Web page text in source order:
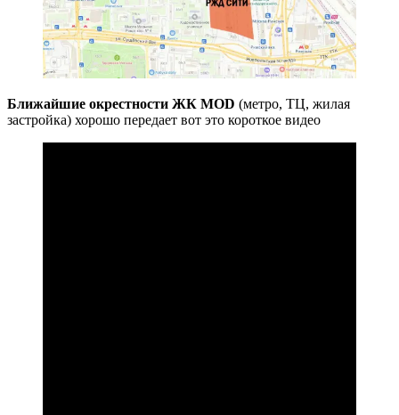
Ближайшие окрестности ЖК MOD (метро, ТЦ, жилая
застройка) хорошо передает вот это короткое видео